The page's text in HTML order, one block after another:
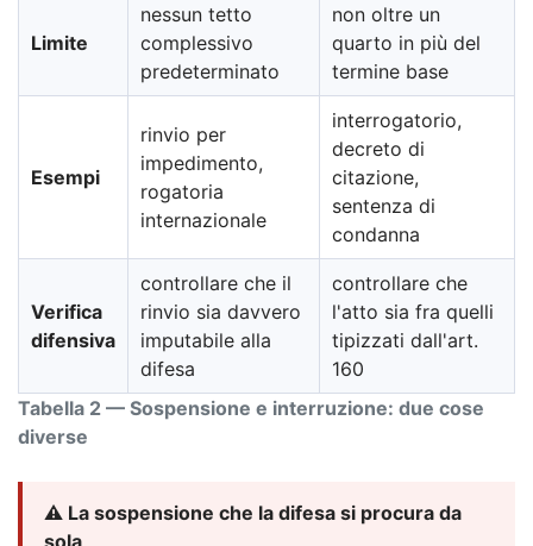
Tabella 2 — Sospensione e interruzione: due cose
diverse
Limite
nessun tetto
complessivo
predeterminato
non oltre un
quarto in più del
termine base
Esempi
rinvio per
impedimento,
rogatoria
internazionale
interrogatorio,
decreto di
citazione,
sentenza di
condanna
Verifica
difensiva
controllare che il
rinvio sia davvero
imputabile alla
difesa
controllare che
l'atto sia fra quelli
tipizzati dall'art.
160
⚠️ La sospensione che la difesa si procura da
sola